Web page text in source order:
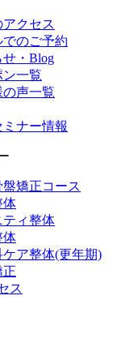
アクセス
でのご予約
せ・Blog
ン一覧
の声一覧
ミナー情報
盤矯正コース
体
ティ整体
体
ケア整体(更年期)
正
ス